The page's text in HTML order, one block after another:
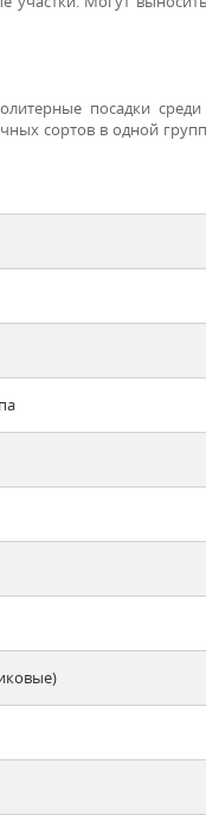
посадки
сортов в одной